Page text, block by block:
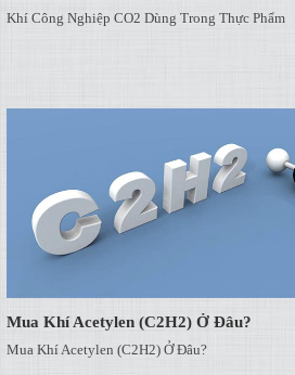
Khí Công Nghiệp CO2 Dùng Trong Thực Phẩm
Mua Khí Acetylen (C2H2) Ở Đâu?
Mua Khí Acetylen (C2H2) Ở Đâu?